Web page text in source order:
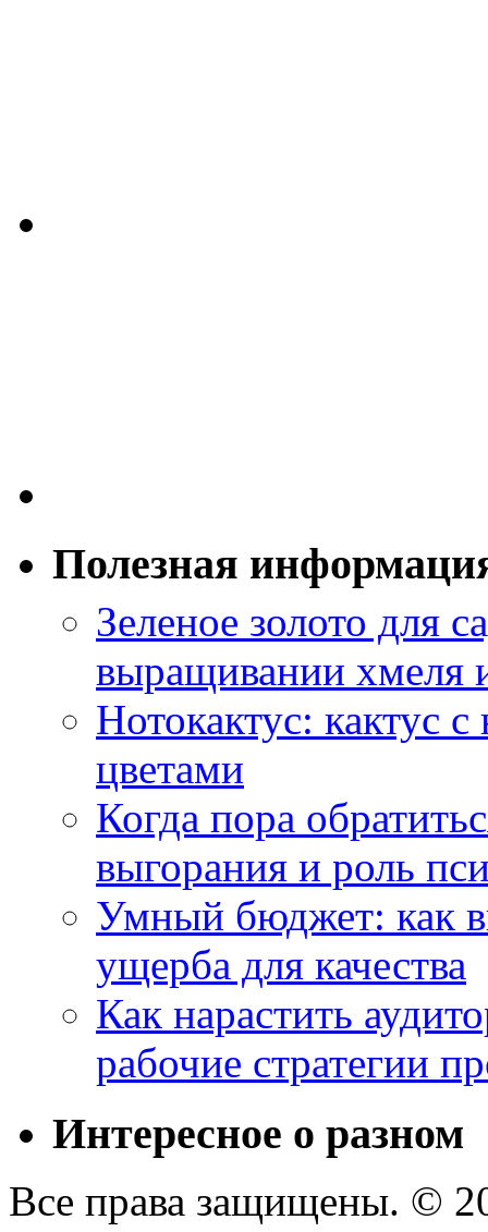
Полезная
Зеленое золото для
выращивании хмеля
Нотокактус: кактус
цветами
Когда пора
выгорания и роль
Умный бюджет: как
ущерба для качества
Как нарастить
рабочие стратегии
Интересное о разном
Все права защищены. ©